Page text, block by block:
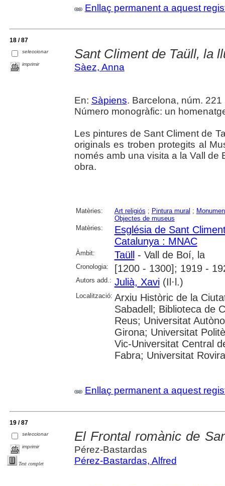
Enllaç permanent a aquest
18 / 87
seleccionar
imprimir
Sant Climent de Taüll, la
Sàez, Anna
En: Sàpiens. Barcelona, núm.
Número monogràfic: un
Les pintures de Sant Climent de
originals es troben protegits al
només amb una visita a la Vall
obra.
Matèries: Art religiós ; Pintura mural ;
Objectes de museus
Matèries:
Església de Sant
Catalunya : MNAC
Àmbit: Taüll - Vall de Boí, la
Cronologia: [1200 - 1300]; 1919 -
Autors add.: Julià, Xavi(Il·l.)
Localització: Arxiu Històric de la
Sabadell; Biblioteca de
Reus; Universitat
Girona; Universitat
Vic-Universitat Central
Fabra; Universitat
Enllaç permanent a aquest
19 / 87
seleccionar
imprimir
Text complet
El Frontal romànic de
Pérez-Bastardas
Pérez-Bastardas, Alfred